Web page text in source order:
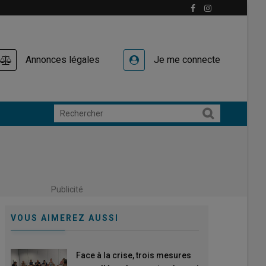
Annonces légales Je me connecte
Publicité
VOUS AIMEREZ AUSSI
Face à la crise, trois mesures